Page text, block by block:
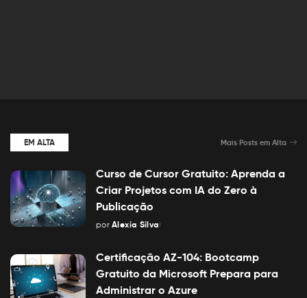
EM ALTA Mais Posts em Alta
Curso de Cursor Gratuito: Aprenda a
Criar Projetos com IA do Zero à
Publicação
Posted
por Alexia Silva
Certificação AZ-104: Bootcamp
Gratuito da Microsoft Prepara para
Administrar o Azure